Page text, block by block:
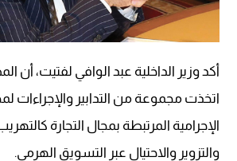
أكد وزير الداخلية عبد الوافي لفتيت، أن
اتخذت مجموعة من التدابير والإجراءات
الإجرامية المرتبطة بمجال التجارة
والتزوير والاحتيال عبر التسويق الهرمي.